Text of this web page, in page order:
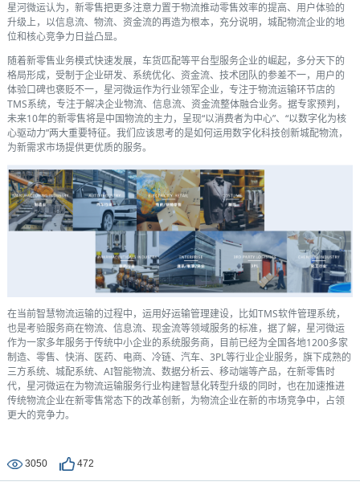
星河微运认为，新零售把更多注意力置于物流推动零售效率的提高、用户体验的
升级上，以信息流、物流、资金流的再造为根本，充分说明，城配物流企业的地
位和核心竞争力日益凸显。
随着新零售业务模式快速发展，车货匹配等平台型服务企业的崛起，多分天下的
格局形成，受制于企业研发、系统优化、资金流、技术团队的参差不一，用户的
体验口碑也褒贬不一，星河微运作为行业领军企业，专注于物流运输环节店的
TMS系统，专注于解决企业物流、信息流、资金流整体融合业务。据专家预判，
未来10年的新零售将是中国物流的主力，呈现“以消费者为中心”、“以数字化为核
心驱动力”两大重要特征。我们应该思考的是如何运用数字化科技创新城配物流，
为新需求市场提供更优质的服务。
在当前智慧物流运输的过程中，运用好运输管理建设，比如TMS软件管理系统，
也是考验服务商在物流、信息流、现金流等领域服务的标准，据了解，星河微运
作为一家多年服务于传统中小企业的系统服务商，目前已经为全国各地1200多家
制造、零售、快消、医药、电商、冷链、汽车、3PL等行业企业服务，旗下成熟的
三方系统、城配系统、AI智能物流、数据分析云、移动端等产品，在新零售时
代，星河微运在为物流运输服务行业构建智慧化转型升级的同时，也在加速推进
传统物流企业在新零售常态下的改革创新，为物流企业在新的市场竞争中，占领
更大的竞争力。
3050 472